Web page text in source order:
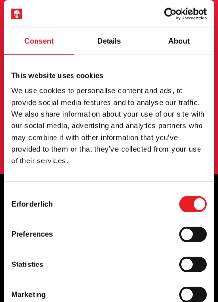
Consent Details About
This website uses cookies
We use cookies to personalise content and ads, to
provide social media features and to analyse our traffic.
We also share information about your use of our site with
our social media, advertising and analytics partners who
may combine it with other information that you’ve
provided to them or that they’ve collected from your use
of their services.
Selection
Erforderlich
Preferences
Statistics
Marketing
ANMELDUNG ZUM
NEWSLETTER
Veranstaltungen und mehr informiert zu werden.
ANMELDUNG
Mit der Anmeldung zu unserem Newsletter erklären Sie sich mit
unserem
Datenschutzbestimmungen
OFFIZIELLE UK & EUROPÄISCHE